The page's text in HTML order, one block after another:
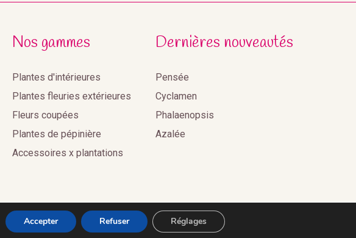
Nos gammes
Plantes d'intérieures
Plantes fleuries extérieures
Fleurs coupées
Plantes de pépinière
Accessoires x plantations
Dernières nouveautés
Pensée
Cyclamen
Phalaenopsis
Azalée
web Youdemus
Accepter Refuser Réglages